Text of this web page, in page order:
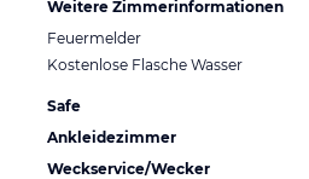
Weitere Zimmerinformationen
Feuermelder
Kostenlose Flasche Wasser
Safe
Ankleidezimmer
Weckservice/Wecker